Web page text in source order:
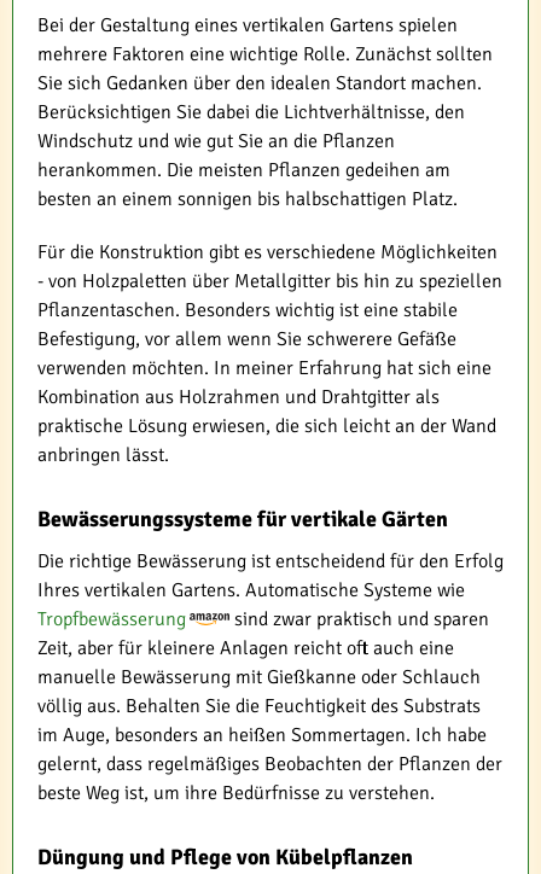
Bei der Gestaltung eines vertikalen Gartens spielen
mehrere Faktoren eine wichtige Rolle. Zunächst sollten
Sie sich Gedanken über den idealen Standort machen.
Berücksichtigen Sie dabei die Lichtverhältnisse, den
Windschutz und wie gut Sie an die Pflanzen
herankommen. Die meisten Pflanzen gedeihen am
besten an einem sonnigen bis halbschattigen Platz.
Für die Konstruktion gibt es verschiedene Möglichkeiten
- von Holzpaletten über Metallgitter bis hin zu speziellen
Pflanzentaschen. Besonders wichtig ist eine stabile
Befestigung, vor allem wenn Sie schwerere Gefäße
verwenden möchten. In meiner Erfahrung hat sich eine
Kombination aus Holzrahmen und Drahtgitter als
praktische Lösung erwiesen, die sich leicht an der Wand
anbringen lässt.
Bewässerungssysteme für vertikale Gärten
Die richtige Bewässerung ist entscheidend für den Erfolg
Ihres vertikalen Gartens. Automatische Systeme wie
Tropfbewässerung
sind zwar praktisch und sparen
Zeit, aber für kleinere Anlagen reicht oft auch eine
manuelle Bewässerung mit Gießkanne oder Schlauch
völlig aus. Behalten Sie die Feuchtigkeit des Substrats
im Auge, besonders an heißen Sommertagen. Ich habe
gelernt, dass regelmäßiges Beobachten der Pflanzen der
beste Weg ist, um ihre Bedürfnisse zu verstehen.
Düngung und Pflege von Kübelpflanzen